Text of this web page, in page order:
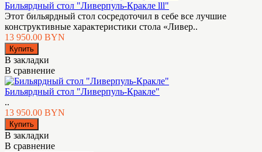
Бильярдный стол "Ливерпуль-Кракле lll"
Этот бильярдный стол сосредоточил в себе все лучшие
конструктивные характеристики стола «Ливер..
13 950.00 BYN
В закладки
В сравнение
Бильярдный стол "Ливерпуль-Кракле"
..
13 950.00 BYN
В закладки
В сравнение